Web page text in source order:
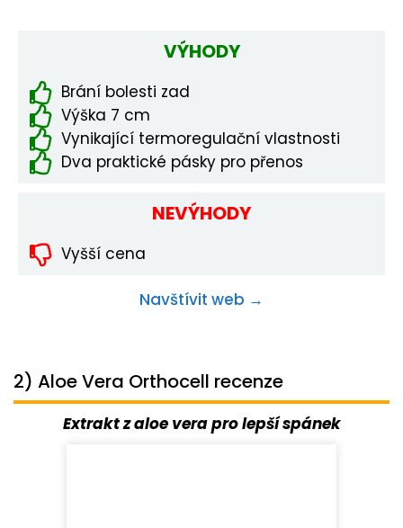
VÝHODY
Brání bolesti zad
Výška 7 cm
Vynikající termoregulační vlastnosti
Dva praktické pásky pro přenos
NEVÝHODY
Vyšší cena
Navštívit web →
2) Aloe Vera Orthocell recenze
Extrakt z aloe vera pro lepší spánek